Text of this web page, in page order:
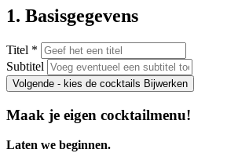
1. Basisgegevens
Titel *
Subtitel
Volgende - kies de cocktails Bijwerken
Maak je eigen cocktailmenu!
Laten we beginnen.